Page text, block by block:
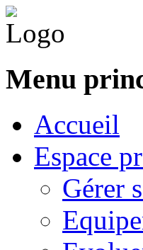
Menu
Accueil
Espace
Gérer